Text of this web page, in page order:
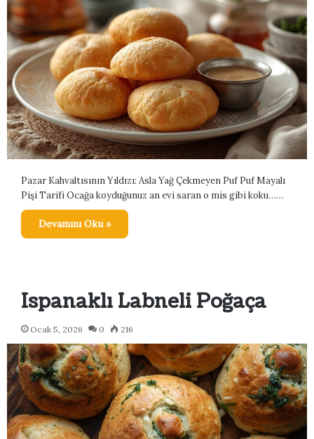
Pazar Kahvaltısının Yıldızı: Asla Yağ Çekmeyen Puf Puf Mayalı
Pişi Tarifi Ocağa koyduğunuz an evi saran o mis gibi koku……
Devamını Oku »
Ispanaklı Labneli Poğaça
Ocak 5, 2026 0 216